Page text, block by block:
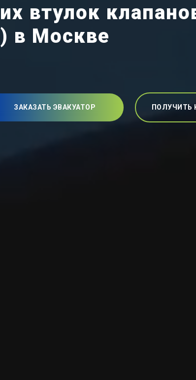
втулок
) в Москве
ЗАКАЗАТЬ ЭВАКУАТОР ПОЛУЧИТЬ